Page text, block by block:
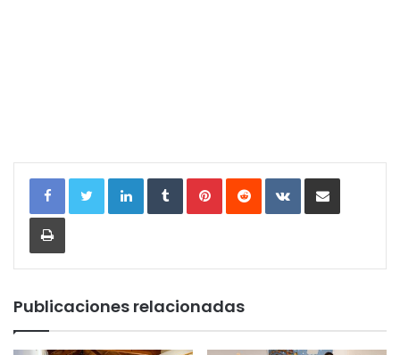
LinkedInTumblrPinterestReddit VKontakteCompartir por correo
Imprimir
Publicaciones relacionadas